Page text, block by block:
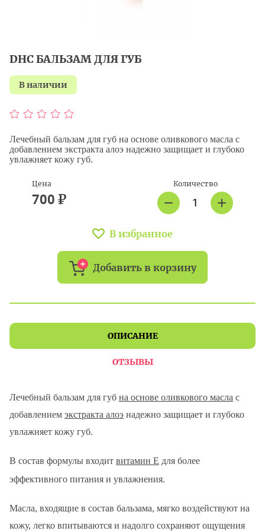
DHC БАЛЬЗАМ ДЛЯ ГУБ
в наличии
Лечебный бальзам для губ на основе оливкового масла с
добавлением экстракта алоэ надежно защищает и глубоко
увлажняет кожу губ.
Цена
700 ₽
Количество
В избранное
Добавить в корзину
ОПИСАНИЕ
ОТЗЫВЫ
Лечебный бальзам для губ на основе оливкового масла с
добавлением экстракта алоэ надежно защищает и глубоко
увлажняет кожу губ.
В состав формулы входит витамин Е для более
эффективного питания и увлажнения.
Масла, входящие в состав бальзама, мягко воздействуют на
кожу, легко впитываются и надолго сохраняют ощущения